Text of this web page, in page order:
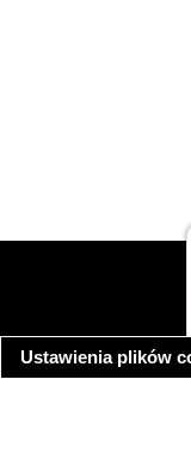
Ustawienia plików